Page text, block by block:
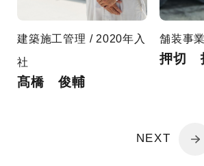
建築施工管理 / 2020年入
社
髙橋 俊輔
舗装事
押切
NEXT